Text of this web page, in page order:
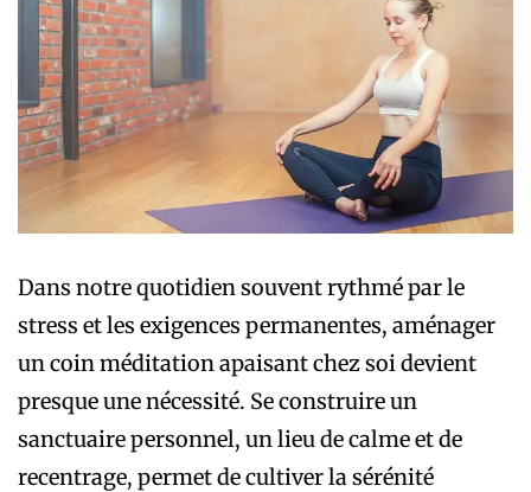
Dans notre quotidien souvent rythmé par le
stress et les exigences permanentes, aménager
un coin méditation apaisant chez soi devient
presque une nécessité. Se construire un
sanctuaire personnel, un lieu de calme et de
recentrage, permet de cultiver la sérénité